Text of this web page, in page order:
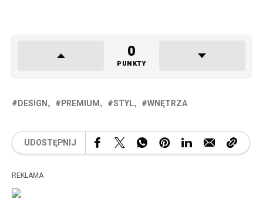
0
PUNKTY
DESIGN PREMIUM STYL WNĘTRZA
UDOSTĘPNIJ
REKLAMA